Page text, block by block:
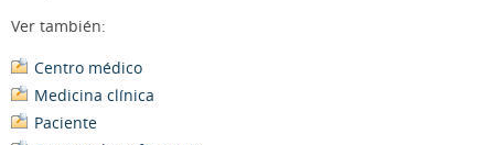
Ver también:
Centro médico
Medicina clínica
Paciente